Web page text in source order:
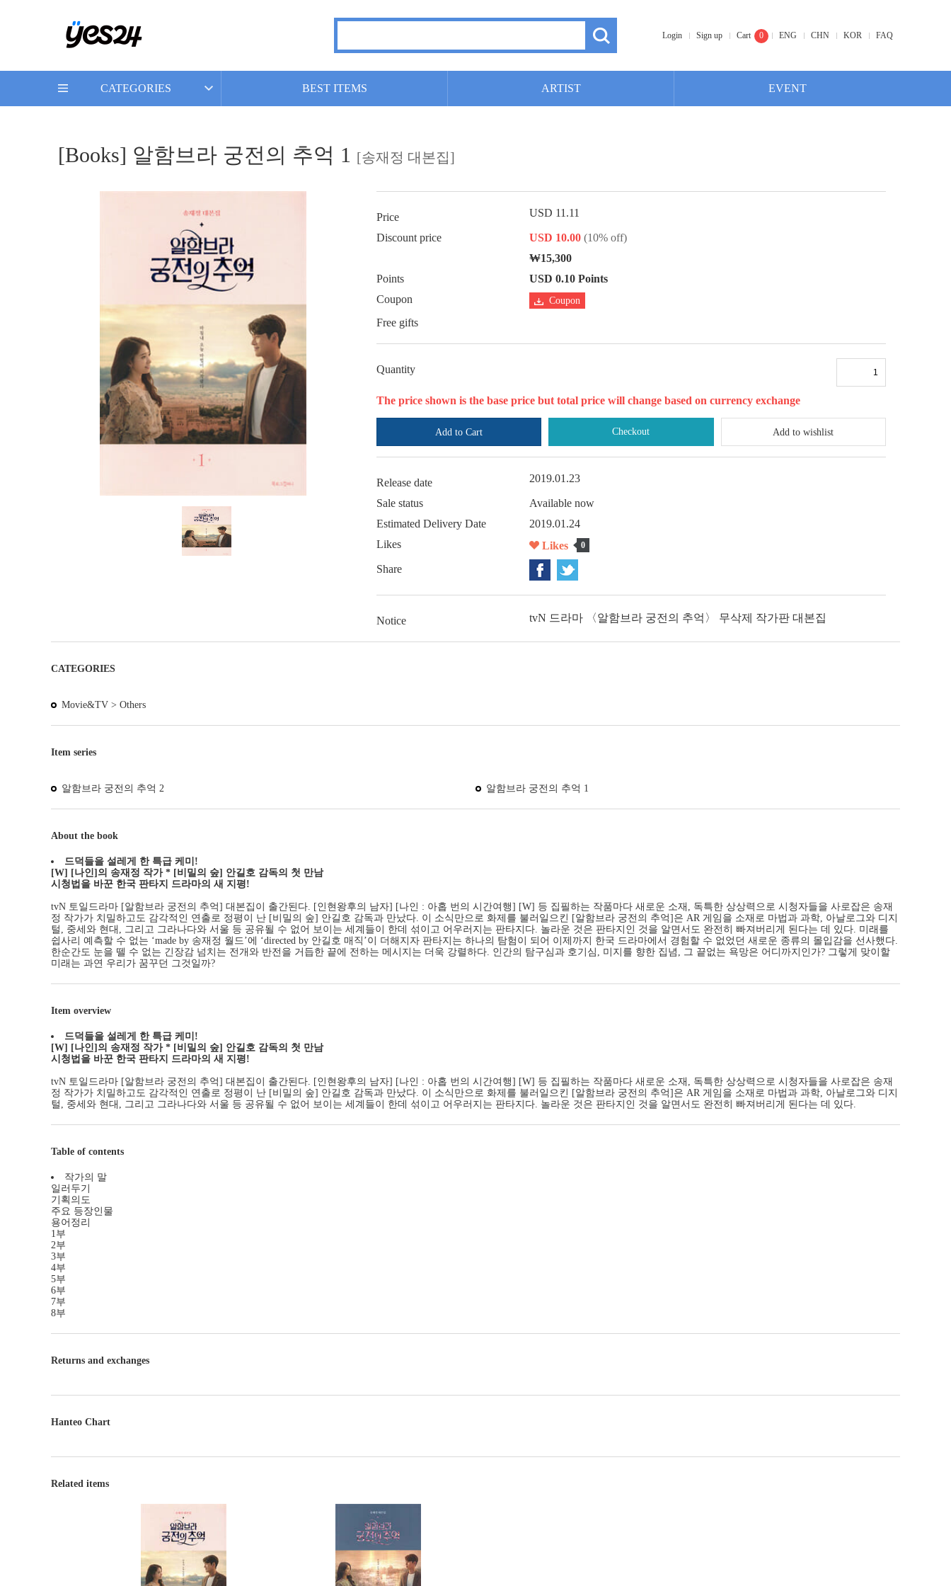
Login Sign up Cart 0 ENG CHN KOR FAQ
CATEGORIES BEST ITEMS ARTIST EVENT
[Books] 알함브라 궁전의 추억 1 [송재정 대본집]
Price USD 11.11
Discount price USD 10.00 (10% off)
₩15,300
Points
USD 0.10 Points
Coupon
Coupon
Free gifts
Quantity
The price shown is the base price but total price will change based on currency exchange
Add to Cart Checkout Add to wishlist
Release date 2019.01.23
Sale status
Available now
Estimated Delivery Date
2019.01.24
Likes
Likes 0
Share
Notice tvN 드라마 〈알함브라 궁전의 추억〉 무삭제 작가판 대본집
CATEGORIES
Movie&TV > Others
Item series
알함브라 궁전의 추억 2 알함브라 궁전의 추억 1
About the book
드덕들을 설레게 한 특급 케미!
[W] [나인]의 송재정 작가 * [비밀의 숲] 안길호 감독의 첫 만남
시청법을 바꾼 한국 판타지 드라마의 새 지평!
tvN 토일드라마 [알함브라 궁전의 추억] 대본집이 출간된다. [인현왕후의 남자] [나인 : 아홉 번의 시간여행] [W] 등 집필하는 작품마다 새로운 소재, 독특한 상상력으로 시청자들을 사로잡은 송재
정 작가가 치밀하고도 감각적인 연출로 정평이 난 [비밀의 숲] 안길호 감독과 만났다. 이 소식만으로 화제를 불러일으킨 [알함브라 궁전의 추억]은 AR 게임을 소재로 마법과 과학, 아날로그와 디지
털, 중세와 현대, 그리고 그라나다와 서울 등 공유될 수 없어 보이는 세계들이 한데 섞이고 어우러지는 판타지다. 놀라운 것은 판타지인 것을 알면서도 완전히 빠져버리게 된다는 데 있다. 미래를
쉽사리 예측할 수 없는 ‘made by 송재정 월드’에 ‘directed by 안길호 매직’이 더해지자 판타지는 하나의 탐험이 되어 이제까지 한국 드라마에서 경험할 수 없었던 새로운 종류의 몰입감을 선사했다.
한순간도 눈을 뗄 수 없는 긴장감 넘치는 전개와 반전을 거듭한 끝에 전하는 메시지는 더욱 강렬하다. 인간의 탐구심과 호기심, 미지를 향한 집념, 그 끝없는 욕망은 어디까지인가? 그렇게 맞이할
미래는 과연 우리가 꿈꾸던 그것일까?
Item overview
드덕들을 설레게 한 특급 케미!
[W] [나인]의 송재정 작가 * [비밀의 숲] 안길호 감독의 첫 만남
시청법을 바꾼 한국 판타지 드라마의 새 지평!
tvN 토일드라마 [알함브라 궁전의 추억] 대본집이 출간된다. [인현왕후의 남자] [나인 : 아홉 번의 시간여행] [W] 등 집필하는 작품마다 새로운 소재, 독특한 상상력으로 시청자들을 사로잡은 송재
정 작가가 치밀하고도 감각적인 연출로 정평이 난 [비밀의 숲] 안길호 감독과 만났다. 이 소식만으로 화제를 불러일으킨 [알함브라 궁전의 추억]은 AR 게임을 소재로 마법과 과학, 아날로그와 디지
털, 중세와 현대, 그리고 그라나다와 서울 등 공유될 수 없어 보이는 세계들이 한데 섞이고 어우러지는 판타지다. 놀라운 것은 판타지인 것을 알면서도 완전히 빠져버리게 된다는 데 있다.
Table of contents
작가의 말
일러두기
기획의도
주요 등장인물
용어정리
1부
2부
3부
4부
5부
6부
7부
8부
Returns and exchanges
Hanteo Chart
Related items